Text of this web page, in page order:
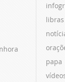
libras
papa